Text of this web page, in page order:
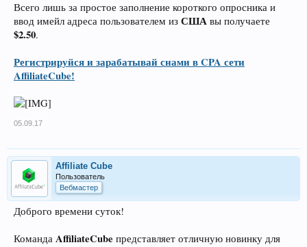
Всего лишь за простое заполнение короткого опросника и
ввод имейл адреса пользователем из США вы получаете
$2.50.
Регистрируйся и зарабатывай снами в CPA сети
AffiliateCube!
05.09.17
Affiliate Cube
Пользователь
Вебмастер
Доброго времени суток!
Команда AffiliateCube представляет отличную новинку для